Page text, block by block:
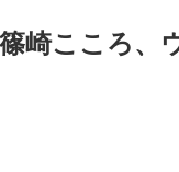
崎こころ